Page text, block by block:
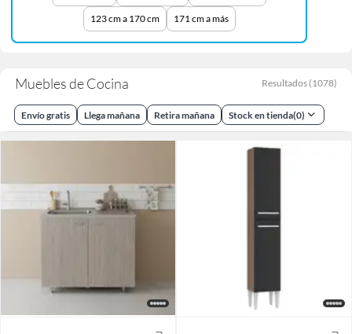
123 cm a 170 cm 171 cm a más
Muebles de Cocina Resultados (1078)
Envío gratis Llega mañana Retira mañana Stock en tienda(0)